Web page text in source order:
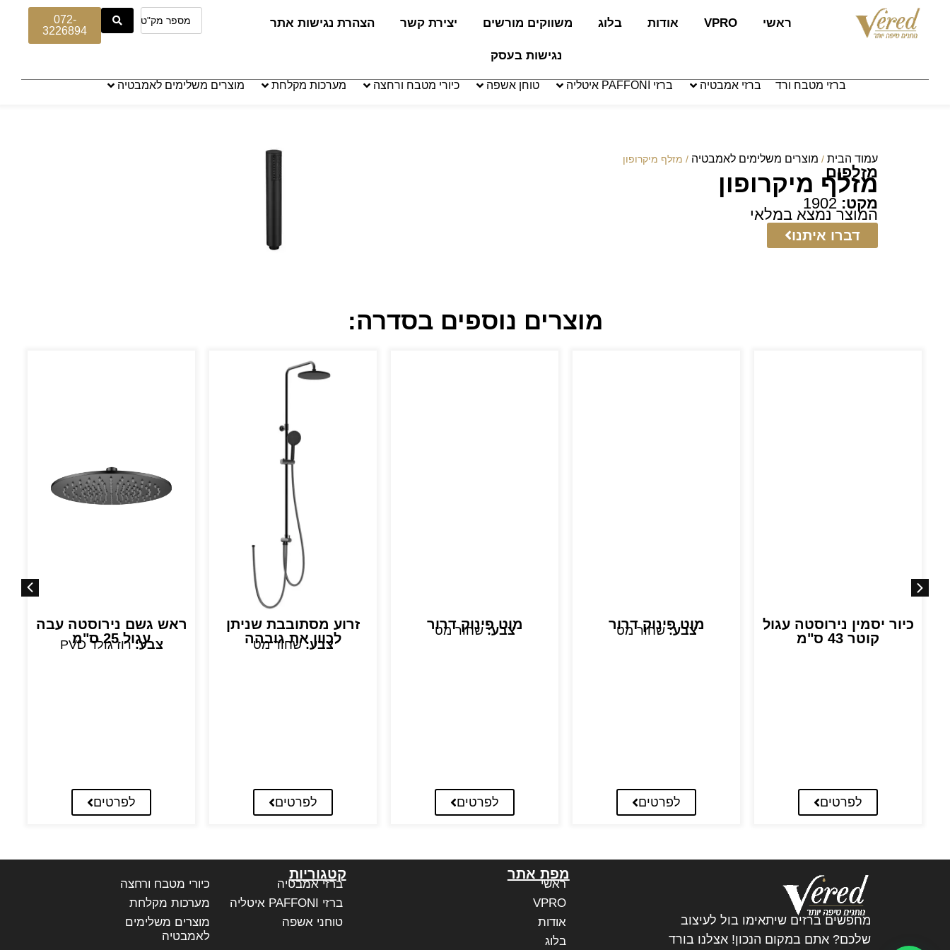
ראשי VPRO אודות בלוג משווקים מורשים יצירת קשר הצהרת נגישות אתר
נגישות בעסק
072-
3226894
ברזי מטבח ורד ברזי אמבטיה ברזי PAFFONI איטליה טוחן אשפה כיורי מטבח ורחצה מערכות מקלחת מוצרים משלימים לאמבטיה
עמוד הבית / מוצרים משלימים לאמבטיה / מזלף מיקרופון
מזלפים
מזלף מיקרופון
מקט:
המוצר נמצא במלאי
דברו איתנו
מוצרים נוספים בסדרה:
כיור יסמין נירוסטה עגול
קוטר 43 ס"מ
לפרטים
מוט פינוק דרור
צבע:שחור מט
לפרטים
מוט פינוק דרור
צבע:שחור מט
לפרטים
זרוע מסתובבת שניתן
לכוון את גובהה
צבע:שחור מט
לפרטים
ראש גשם נירוסטה עבה
עגול 25 ס"מ
צבע:רוז גולד PVD
לפרטים
מחפשים ברזים שיתאימו בול לעיצוב
שלכם? אתם במקום הנכון! אצלנו בורד
מפת אתר
ראשי
VPRO
אודות
בלוג
קטגוריות
ברזי אמבטיה
ברזי PAFFONI איטליה
טוחני אשפה
כיורי מטבח ורחצה
מערכות מקלחת
מוצרים משלימים
לאמבטיה